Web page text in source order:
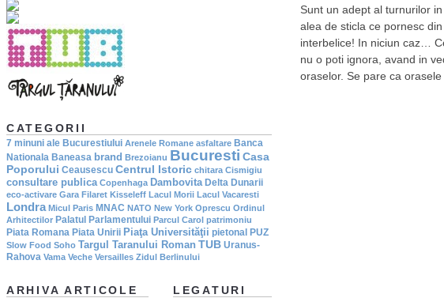
Sunt un adept al turnurilor
alea de sticla ce pornesc
interbelice! In niciun caz…
nu o poti ignora, avand in
oraselor. Se pare ca
CATEGORII
7 minuni ale Bucurestiului Arenele Romane asfaltare Banca
Nationala Baneasa brand Brezoianu Bucuresti Casa
Poporului Ceausescu Centrul Istoric chitara Cismigiu
consultare publica Copenhaga Dambovita Delta Dunarii
eco-activare Gara Filaret Kisseleff Lacul Morii Lacul Vacaresti
Londra Micul Paris MNAC NATO New York Oprescu Ordinul
Arhitectilor Palatul Parlamentului Parcul Carol patrimoniu
Piata Romana Piata Unirii Piaţa Universităţii pietonal PUZ
Slow Food Soho Targul Taranului Roman TUB Uranus-
Rahova Vama Veche Versailles Zidul Berlinului
LEGATURI
ARHIVA ARTICOLE